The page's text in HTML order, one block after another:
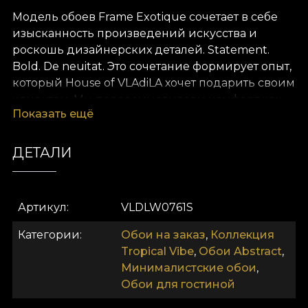
Модель обоев Frame Exotique сочетает в себе
изысканность произведений искусства и
роскошь дизайнерских деталей. Statement.
Bold. De neuitat. Это сочетание формирует опыт,
который House of VLAdiLA хочет подарить своим
клиентам. Мы переосмысливаем комфорт как
естественное состояние. Предлагаем его в виде
преданными дизайнерами.
нетканый материал, очень прочный и
долговечный. Мы предлагаем три разные
текстуры, чтобы вы могли выбрать ощущение,
которое принесёте домой. Обоиul Smooth —
матовый, гладкий и приятный на ощупь. Cel
Canvas имеет текстуру, создающую иллюзию
Показать ещё
ДЕТАЛИ
Артикул VLDLW0761S
Категории Обои на заказ, Коллекция
Tropical Vibe, Обои Abstract,
Минималистские обои,
Обои для гостиной